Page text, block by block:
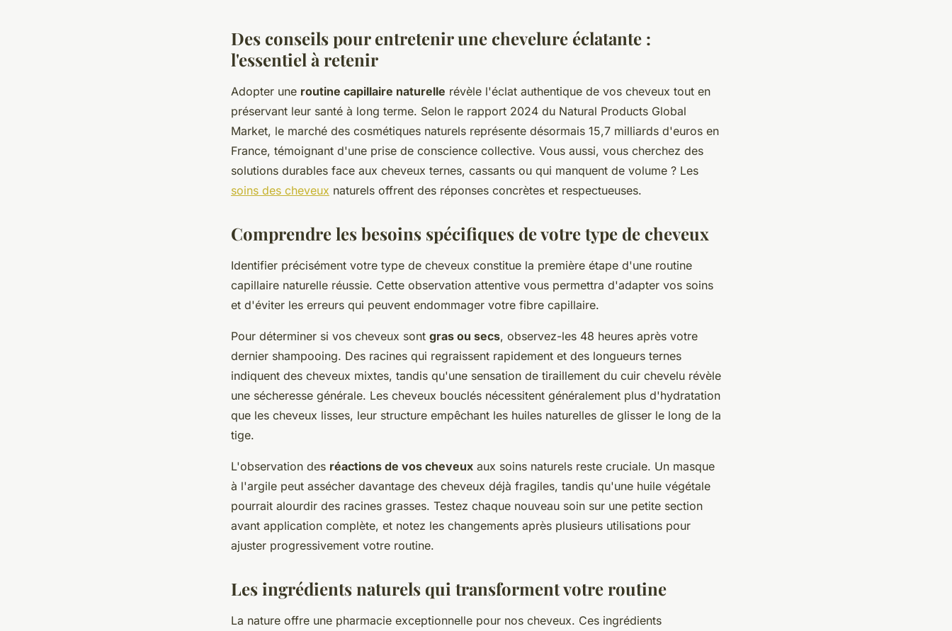
Des conseils pour entretenir une chevelure éclatante :
l'essentiel à retenir
Adopter une routine capillaire naturelle révèle l'éclat authentique de vos cheveux tout en
préservant leur santé à long terme. Selon le rapport 2024 du Natural Products Global
Market, le marché des cosmétiques naturels représente désormais 15,7 milliards d'euros en
France, témoignant d'une prise de conscience collective. Vous aussi, vous cherchez des
solutions durables face aux cheveux ternes, cassants ou qui manquent de volume ? Les
soins des cheveux naturels offrent des réponses concrètes et respectueuses.
Comprendre les besoins spécifiques de votre type de cheveux
Identifier précisément votre type de cheveux constitue la première étape d'une routine
capillaire naturelle réussie. Cette observation attentive vous permettra d'adapter vos soins
et d'éviter les erreurs qui peuvent endommager votre fibre capillaire.
Pour déterminer si vos cheveux sont gras ou secs, observez-les 48 heures après votre
dernier shampooing. Des racines qui regraissent rapidement et des longueurs ternes
indiquent des cheveux mixtes, tandis qu'une sensation de tiraillement du cuir chevelu révèle
une sécheresse générale. Les cheveux bouclés nécessitent généralement plus d'hydratation
que les cheveux lisses, leur structure empêchant les huiles naturelles de glisser le long de la
tige.
L'observation des réactions de vos cheveux aux soins naturels reste cruciale. Un masque
à l'argile peut assécher davantage des cheveux déjà fragiles, tandis qu'une huile végétale
pourrait alourdir des racines grasses. Testez chaque nouveau soin sur une petite section
avant application complète, et notez les changements après plusieurs utilisations pour
ajuster progressivement votre routine.
Les ingrédients naturels qui transforment votre routine
La nature offre une pharmacie exceptionnelle pour nos cheveux. Ces ingrédients